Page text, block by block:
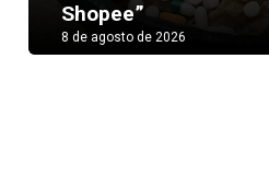
Shopee”
8 de agosto de 2026